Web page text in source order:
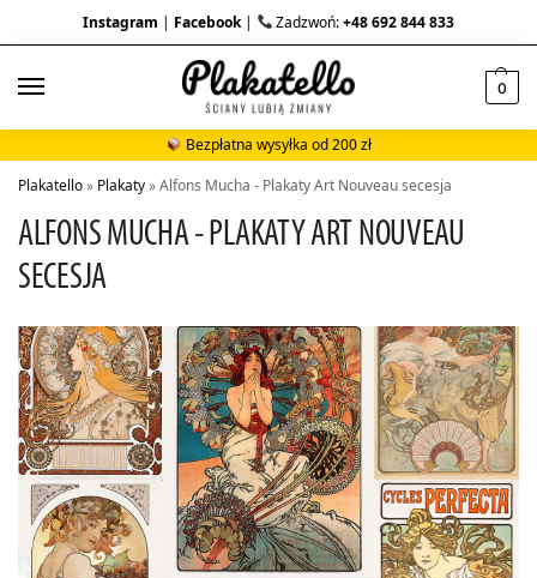
Instagram | Facebook| Zadzwoń:+48 692 844 833
0
Bezpłatna wysyłka od 200 zł
Plakatello» Plakaty»Alfons Mucha - Plakaty Art Nouveau secesja
ALFONS MUCHA - PLAKATY ART NOUVEAU
SECESJA